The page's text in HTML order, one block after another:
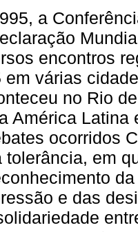
a
encontros
em várias
no Rio
América
ocorridos
tolerância, em
e das